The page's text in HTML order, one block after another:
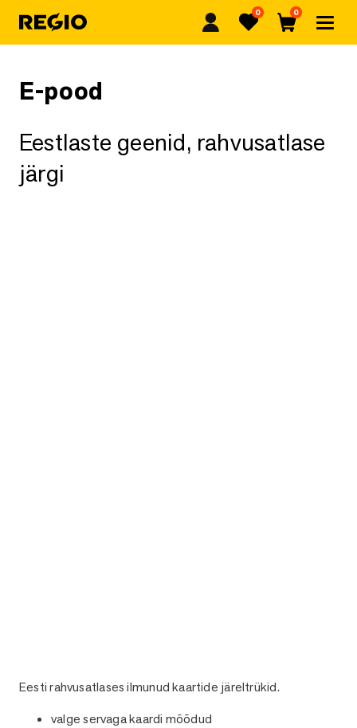
Regio Lemmikud
0
Ostukorv
0
E-pood
Eestlaste geenid, rahvusatlase
järgi
Eesti rahvusatlases ilmunud kaartide järeltrükid.
valge servaga kaardi mõõdud